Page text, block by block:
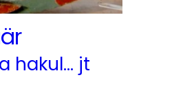
hakul… jt